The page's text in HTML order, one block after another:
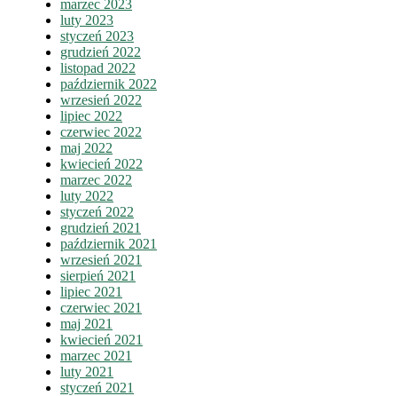
marzec 2023
luty 2023
styczeń 2023
grudzień 2022
listopad 2022
październik 2022
wrzesień 2022
lipiec 2022
czerwiec 2022
maj 2022
kwiecień 2022
marzec 2022
luty 2022
styczeń 2022
grudzień 2021
październik 2021
wrzesień 2021
sierpień 2021
lipiec 2021
czerwiec 2021
maj 2021
kwiecień 2021
marzec 2021
luty 2021
styczeń 2021